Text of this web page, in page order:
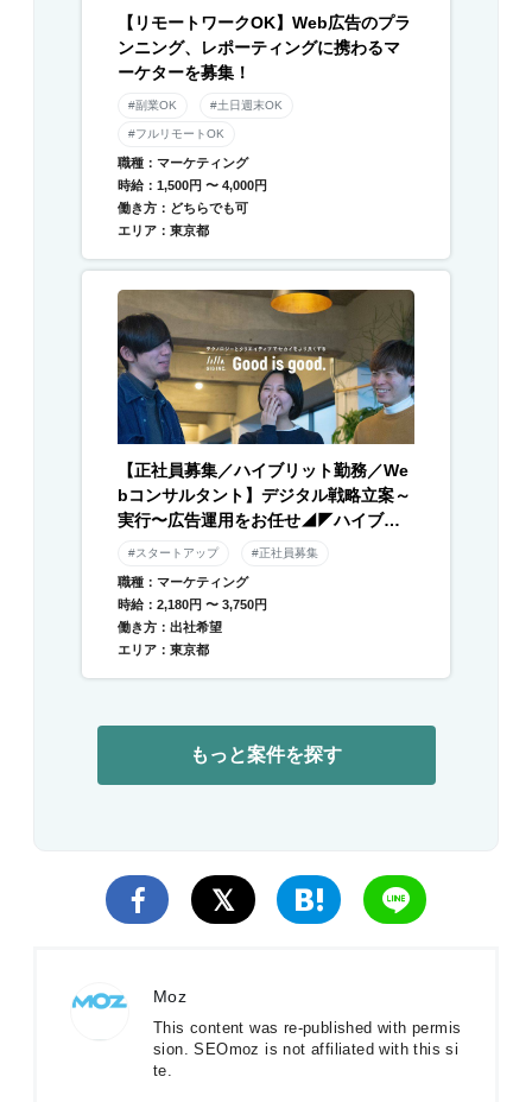
【リモートワークOK】Web広告のプラ
ンニング、レポーティングに携わるマ
ーケターを募集！
#副業OK #土日週末OK
#フルリモートOK
職種：マーケティング
時給：1,500円 〜 4,000円
働き方：どちらでも可
エリア：東京都
【正社員募集／ハイブリット勤務／We
bコンサルタント】デジタル戦略立案～
実行〜広告運用をお任せ◢◤ハイブリ
ッド勤務×残業月平均10時間以下◢◤伴
運営／急成長中DXベンチャー
#スタートアップ #正社員募集
職種：マーケティング
時給：2,180円 〜 3,750円
働き方：出社希望
エリア：東京都
もっと案件を探す
Moz
This content was re-published with permis
sion. SEOmoz is not affiliated with this si
te.